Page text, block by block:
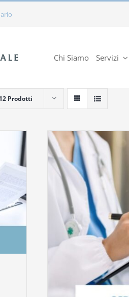
Chi Siamo Servizi
12 Prodotti